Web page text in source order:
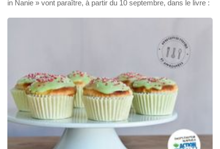
in Nanie » vont paraître, à partir du 10 septembre, dans le livre :